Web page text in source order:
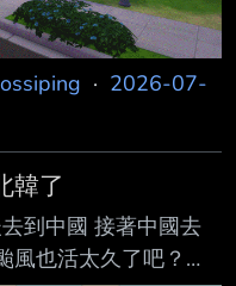
· 2026-07-
韓了
到中國 接著中國去
風也活太久了吧？